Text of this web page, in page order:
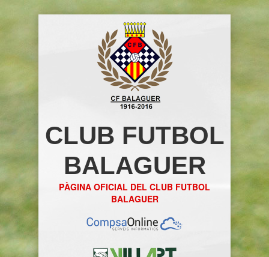
CLUB FUTBOL
BALAGUER
PÀGINA OFICIAL DEL CLUB FUTBOL
BALAGUER